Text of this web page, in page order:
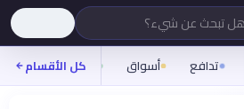
هل تبحث عن شيء؟
تدافع أسواق ناس روح
كل الأقسام